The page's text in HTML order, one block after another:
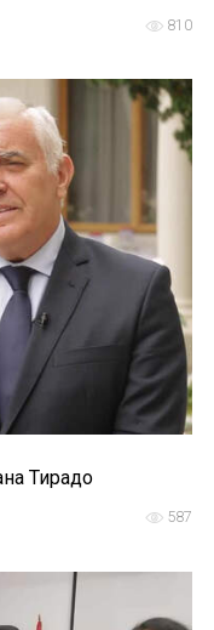
810
Тирадо
587